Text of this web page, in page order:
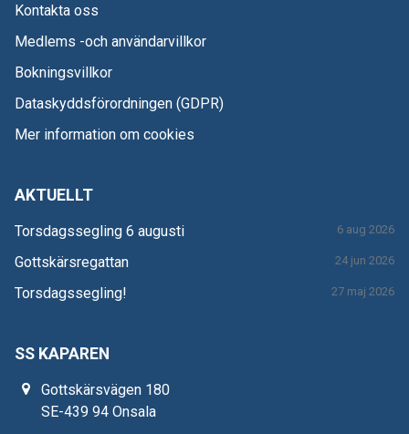
Kontakta oss
Medlems -och användarvillkor
Bokningsvillkor
Dataskyddsförordningen (GDPR)
Mer information om cookies
AKTUELLT
Torsdagssegling 6 augusti 6 aug 2026
Gottskärsregattan 24 jun 2026
Torsdagssegling! 27 maj 2026
SS KAPAREN
Gottskärsvägen 180
SE-439 94 Onsala